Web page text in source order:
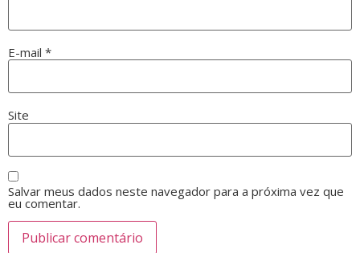
E-mail *
Site
Salvar meus dados neste navegador para a próxima vez que
eu comentar.